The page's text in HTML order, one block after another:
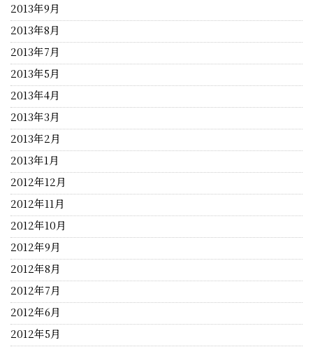
2013年9月
2013年8月
2013年7月
2013年5月
2013年4月
2013年3月
2013年2月
2013年1月
2012年12月
2012年11月
2012年10月
2012年9月
2012年8月
2012年7月
2012年6月
2012年5月